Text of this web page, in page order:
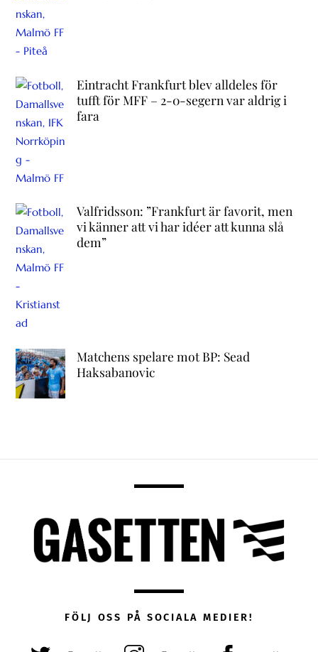
Eintracht Frankfurt blev alldeles för
tufft för MFF – 2-0-segern var aldrig i
fara
Valfridsson: ”Frankfurt är favorit, men
vi känner att vi har idéer att kunna slå
dem”
Matchens spelare mot BP: Sead
Haksabanovic
FÖLJ OSS PÅ SOCIALA MEDIER!